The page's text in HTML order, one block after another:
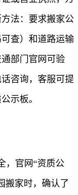
法：要求搬家公
查）和道路运输
部门官网可验
咨询，客服可提
示板。
，官网“资质公
搬家时，确认了